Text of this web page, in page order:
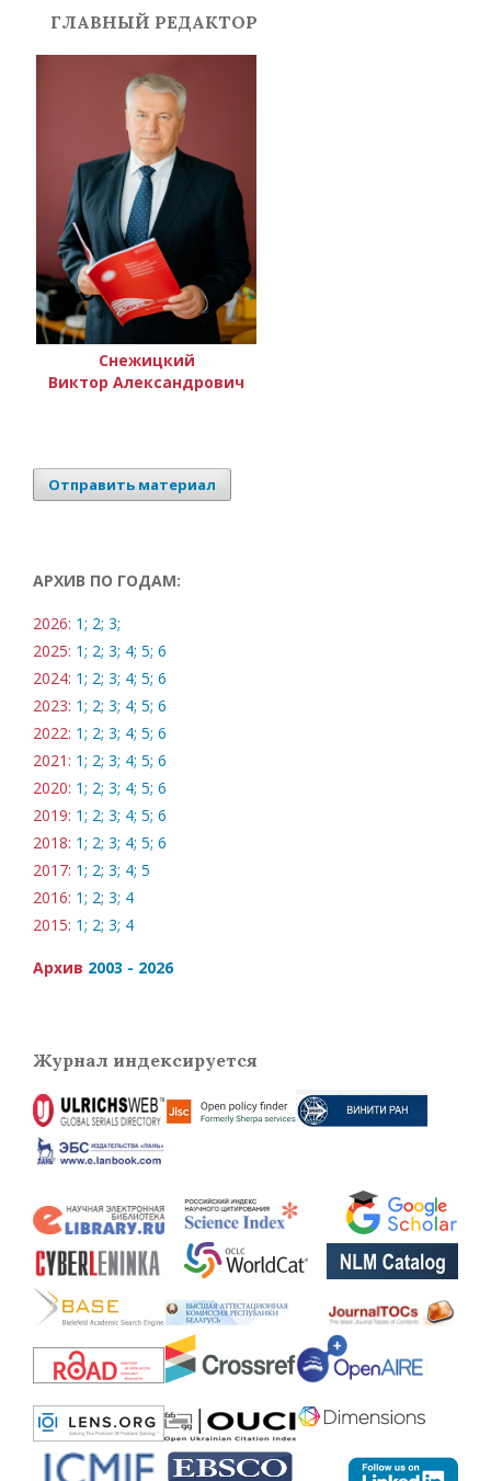
ГЛАВНЫЙ РЕДАКТОР
Снежицкий
Виктор Александрович
Отправить материал
АРХИВ ПО ГОДАМ:
2026: 1; 2; 3;
2025: 1; 2; 3; 4; 5; 6
2024: 1; 2; 3; 4; 5; 6
2023: 1; 2; 3; 4; 5; 6
2022: 1; 2; 3; 4; 5; 6
2021: 1; 2; 3; 4; 5; 6
2020: 1; 2; 3; 4; 5; 6
2019: 1; 2; 3; 4; 5; 6
2018: 1; 2; 3; 4; 5; 6
2017: 1; 2; 3; 4; 5
2016: 1; 2; 3; 4
2015: 1; 2; 3; 4
Архив 2003 - 2026
Журнал индексируется